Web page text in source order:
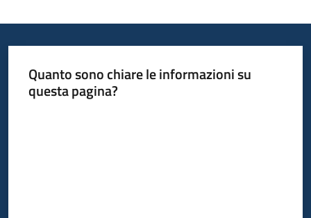
Newsletter
Quanto sono chiare le informazioni su
questa pagina?